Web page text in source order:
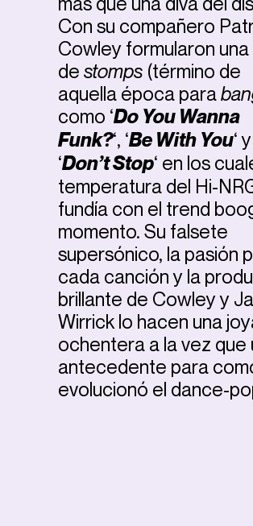
Con su compañero
Cowley formularon
de stomps (término de
aquella época para
como ‘Do You Wanna
Funk?‘, ‘Be With You‘ y
‘Don’t Stop‘ en los
temperatura del Hi-
fundía con el trend
momento. Su falsete
supersónico, la pasión
cada canción y la
brillante de Cowley y
Wirrick lo hacen una
ochentera a la vez que
antecedente para
evolucionó el dance-